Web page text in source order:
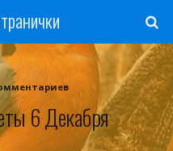
6 Декабря